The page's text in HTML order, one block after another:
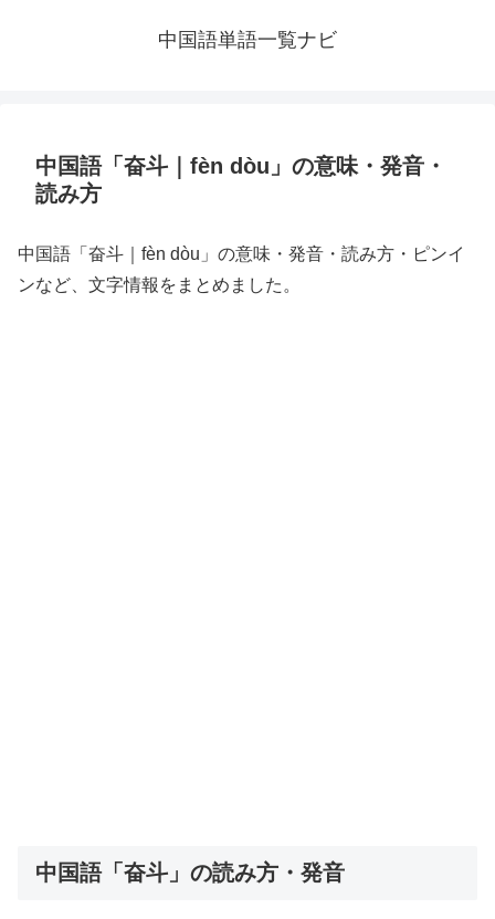
中国語単語一覧ナビ
中国語「奋斗｜fèn dòu」の意味・発音・
読み方
中国語「奋斗｜fèn dòu」の意味・発音・読み方・ピンイ
ンなど、文字情報をまとめました。
中国語「奋斗」の読み方・発音